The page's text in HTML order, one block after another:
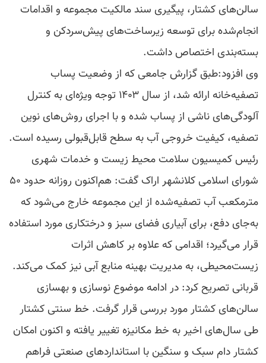
سالن‌های کشتار، پیگیری سند مالکیت مجموعه و اقدامات
انجام‌شده برای توسعه زیرساخت‌های پیش‌سردکن و
بسته‌بندی اختصاص داشت.
وی افزود:طبق گزارش جامعی که از وضعیت پساب
تصفیه‌خانه ارائه شد، از سال ۱۴۰۳ توجه ویژه‌ای به کنترل
آلودگی‌های ناشی از پساب شده و با اجرای روش‌های نوین
تصفیه، کیفیت خروجی آب به سطح قابل‌قبولی رسیده است.
رئیس کمیسیون سلامت محیط زیست و خدمات شهری
شورای اسلامی کلانشهر اراک گفت: هم‌اکنون روزانه حدود ۵۰
مترمکعب آب تصفیه‌شده از این مجموعه خارج می‌شود که
به‌جای دفع، برای آبیاری فضای سبز و درختکاری مورد استفاده
قرار می‌گیرد؛ اقدامی که علاوه بر کاهش اثرات
زیست‌محیطی، به مدیریت بهینه منابع آبی نیز کمک می‌کند.
قربانی تصریح کرد: در ادامه موضوع نوسازی و بهسازی
سالن‌های کشتار مورد بررسی قرار گرفت. خط سنتی کشتار
طی سال‌های اخیر به خط مکانیزه تغییر یافته و اکنون امکان
کشتار دام سبک و سنگین با استانداردهای صنعتی فراهم